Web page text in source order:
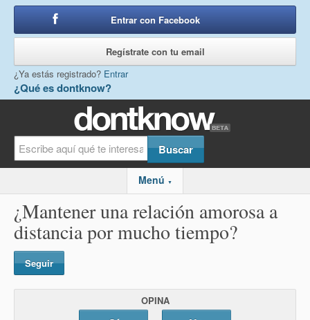
¿Qué es dontknow?
Entrar con Facebook
Regístrate con tu email
¿Ya estás registrado? Entrar
Menú ▼
¿Mantener una relación amorosa a
distancia por mucho tiempo?
Seguir
OPINA